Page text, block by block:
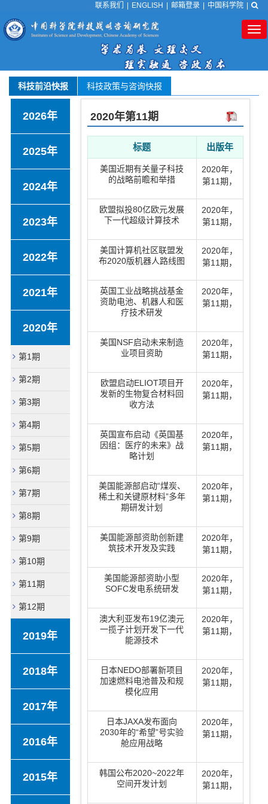
联系我们 ENGLISH 邮箱登录 中国科学院
科技前沿快报 科技政策与咨询快报
2026年
2025年
2024年
2023年
2022年
2021年
2020年
第1期
第2期
第3期
第4期
第5期
第6期
第7期
第8期
第9期
第10期
第11期
第12期
2019年
2018年
2017年
2016年
2015年
2020年第11期
标题 出版年
美国近期有关量子科技
的战略前瞻和举措
2020年，
第11期 ，
欧盟拟投80亿欧元发展
下一代超级计算技术
2020年，
第11期 ，
美国计算机社区联盟发
布2020版机器人路线图
2020年，
第11期 ，
英国工业战略挑战基金
资助电池、机器人和医
疗技术研发
2020年，
第11期 ，
美国NSF启动未来制造
业项目资助
2020年，
第11期 ，
欧盟启动ELIOT项目开
发新的生物复合材料回
收方法
2020年，
第11期 ，
英国宣布启动《英国基
因组：医疗的未来》战
略计划
2020年，
第11期 ，
美国能源部启动“煤炭、
稀土和关键原材料”多年
期研发计划
2020年，
第11期 ，
美国能源部资助创新建
筑技术开发及实践
2020年，
第11期 ，
美国能源部资助小型
SOFC发电系统研发
2020年，
第11期 ，
澳大利亚发布19亿澳元
一揽子计划开发下一代
能源技术
2020年，
第11期 ，
日本NEDO部署新项目
加速燃料电池普及和规
模化应用
2020年，
第11期 ，
日本JAXA发布面向
2030年的“希望”号实验
舱应用战略
2020年，
第11期 ，
韩国公布2020~2022年
空间开发计划
2020年，
第11期 ，